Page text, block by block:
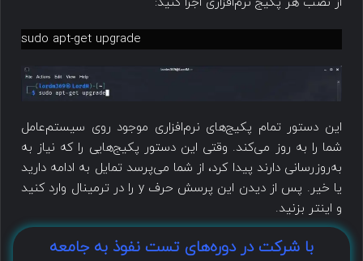
sudo apt-get upgrade
این دستور تمام پکیج‌های نرم‌افزاری موجود روی سیستم‌عامل
شما را به روز می‌کند. وقتی این دستور پکیج‌هایی را که نیاز به
به‌روزرسانی دارند پیدا کرد، از شما می‌پرسد تمایل به ادامه دارید
یا خیر. پس از دیدن این پرسش حرف y را در ترمینال وارد کنید
و اینتر بزنید.
با شرکت در دوره‌های تست نفوذ به جامعه